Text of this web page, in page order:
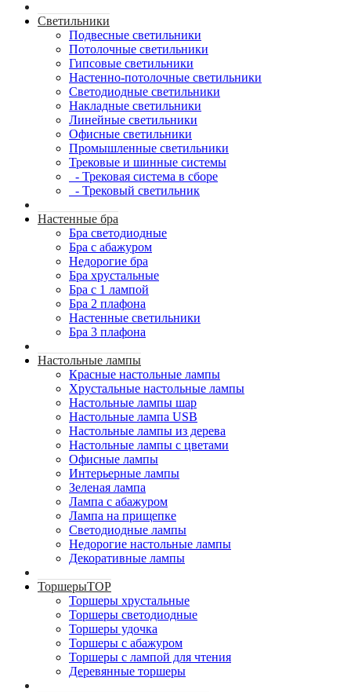
Светильники
Подвесные светильники
Потолочные светильники
Гипсовые светильники
Настенно-потолочные светильники
Светодиодные светильники
Накладные светильники
Линейные светильники
Офисные светильники
Промышленные светильники
Трековые и шинные системы
- Трековая система в сборе
- Трековый светильник
Настенные бра
Бра светодиодные
Бра с абажуром
Недорогие бра
Бра хрустальные
Бра с 1 лампой
Бра 2 плафона
Настенные светильники
Бра 3 плафона
Настольные лампы
Красные настольные лампы
Хрустальные настольные лампы
Настольные лампы шар
Настольные лампа USB
Настольные лампы из дерева
Настольные лампы с цветами
Офисные лампы
Интерьерные лампы
Зеленая лампа
Лампа с абажуром
Лампа на прищепке
Светодиодные лампы
Недорогие настольные лампы
Декоративные лампы
ТоршерыTOP
Торшеры хрустальные
Торшеры светодиодные
Торшеры удочка
Торшеры с абажуром
Торшеры с лампой для чтения
Деревянные торшеры